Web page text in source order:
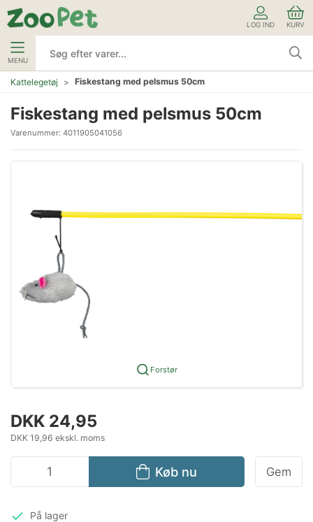
LOG IND KURV
MENU
Kattelegetøj Fiskestang med pelsmus 50cm
Fiskestang med pelsmus 50cm
Varenummer: 4011905041056
Forstør
DKK 24,95
DKK 19,96 ekskl. moms
Køb nu Gem
På lager